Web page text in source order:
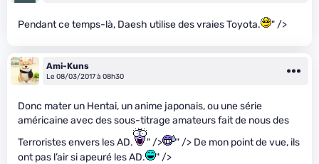
Pendant ce temps-là, Daesh utilise des vraies Toyota. " />
Ami-Kuns
Le 08/03/2017 à 08h30
Donc mater un Hentai, un anime japonais, ou une série
américaine avec des sous-titrage amateurs fait de nous des
Terroristes envers les AD.
" />
" /> De mon point de vue, ils
ont pas l’air si apeuré les AD.
" />